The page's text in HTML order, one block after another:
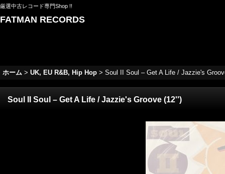
厳選中古レコード専門Shop !!
FATMAN RECORDS
ホーム > UK, EU R&B, Hip Hop > Soul II Soul – Get A Life / Jazzie's
Soul II Soul – Get A Life / Jazzie's Groove (12'')